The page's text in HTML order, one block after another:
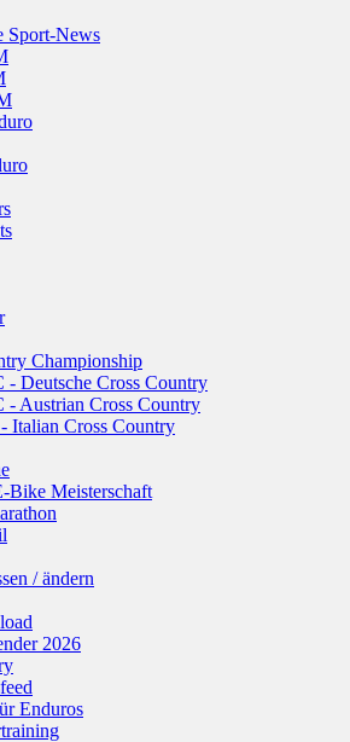
Sport-News
Championship
- Deutsche Cross Country
- Austrian Cross Country
Italian Cross Country
Bike Meisterschaft
/ ändern
2026
Enduros